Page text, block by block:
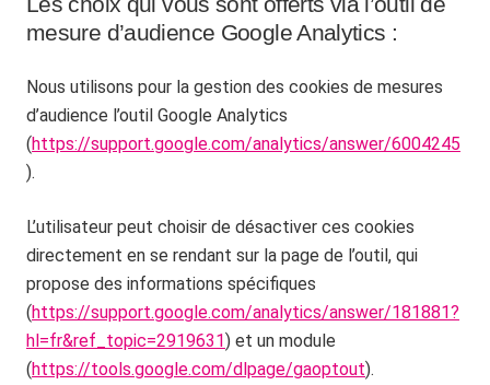
mesure d’audience Google Analytics :
Nous utilisons pour la gestion des cookies de mesures
d’audience l’outil Google Analytics
(https://support.google.com/analytics/answer/6004245
).
L’utilisateur peut choisir de désactiver ces cookies
directement en se rendant sur la page de l’outil, qui
propose des informations spécifiques
(https://support.google.com/analytics/answer/181881?
hl=fr&ref_topic=2919631) et un module
(https://tools.google.com/dlpage/gaoptout).